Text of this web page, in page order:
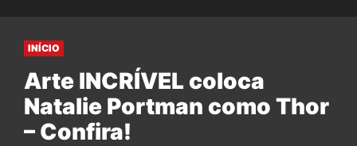
INÍCIO
Arte INCRÍVEL coloca
Natalie Portman como Thor
– Confira!